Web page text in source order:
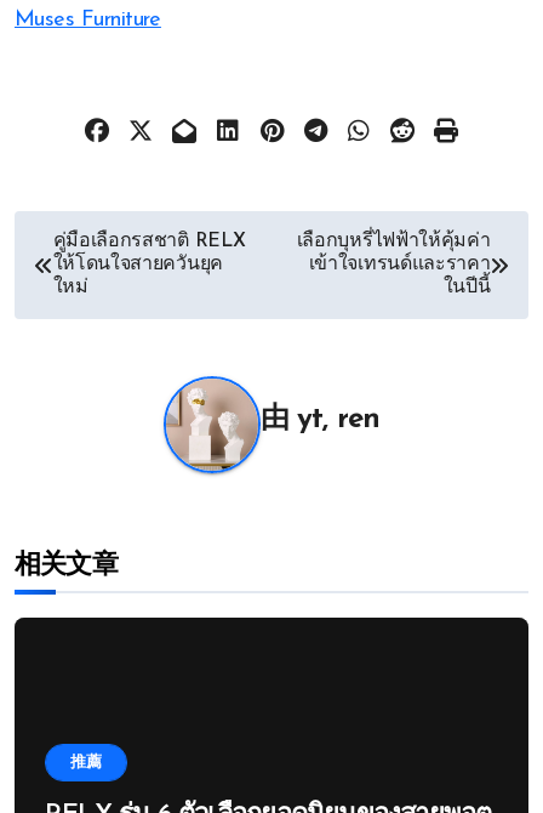
Muses Furniture
คู่มือเลือกรสชาติ RELX
ให้โดนใจสายควันยุค
ใหม่
เลือกบุหรี่ไฟฟ้าให้คุ้มค่า
เข้าใจเทรนด์และราคา
ในปีนี้
由yt, ren
相关文章
推薦